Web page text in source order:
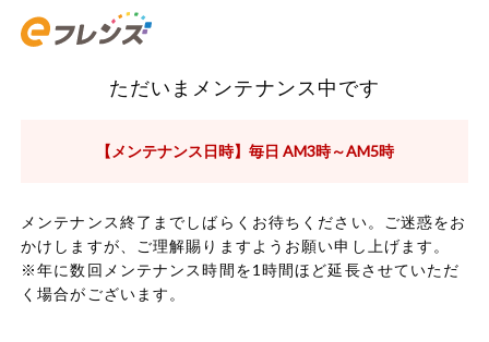
ただいまメンテナンス中です
【メンテナンス日時】毎日 AM3時～AM5時
メンテナンス終了までしばらくお待ちください。ご迷惑をお
かけしますが、ご理解賜りますようお願い申し上げます。
※年に数回メンテナンス時間を1時間ほど延長させていただ
く場合がございます。